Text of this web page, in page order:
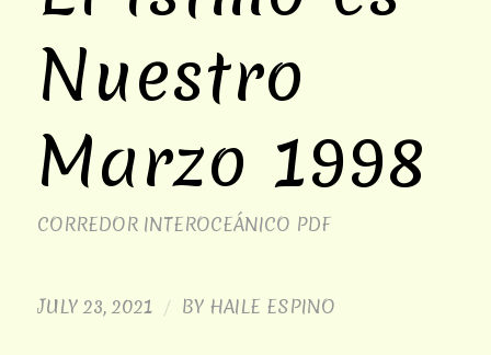
Nuestro
Marzo 1998
CORREDOR INTEROCEÁNICO PDF
JULY 23, 2021 / BY HAILE ESPINO